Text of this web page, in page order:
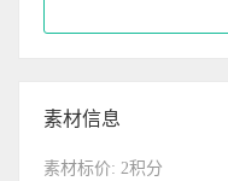
素材信息
素材标价: 2积分